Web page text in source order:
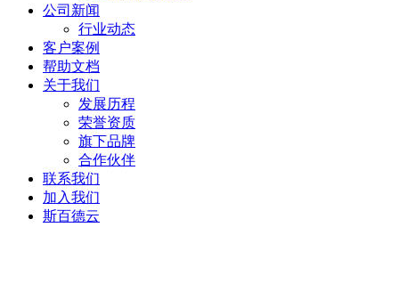
公司新闻
行业动态
客户案例
帮助文档
关于我们
发展历程
荣誉资质
旗下品牌
合作伙伴
联系我们
加入我们
斯百德云